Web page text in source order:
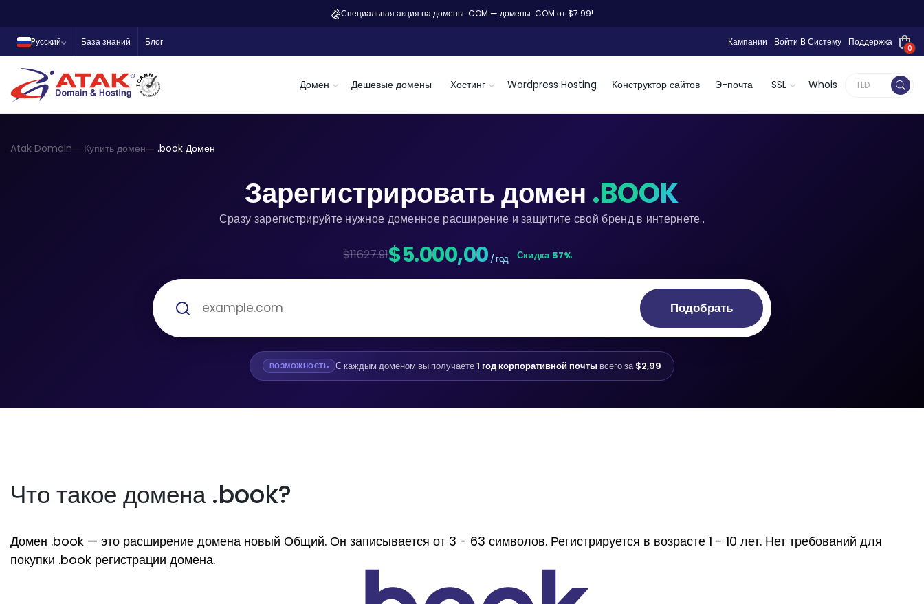
Специальная акция на домены .COM — домены .COM от $7.99!
Pусский База знаний Блог Кампании Войти В Систему Поддержка
0
Домен Дешевые домены Хостинг Wordpress Hosting Конструктор сайтов Э-почта SSL Whois
Atak Domain Купить домен .book Домен
Зарегистрировать домен .BOOK
Сразу зарегистрируйте нужное доменное расширение и защитите свой бренд в интернете..
$11627.91$5.000,00 / год Скидка 57%
Подобрать
ВОЗМОЖНОСТЬ С каждым доменом вы получаете1 год корпоративной почты всего за$2,99
Что такое домена .book?
Домен .book — это расширение домена новый Общий. Он записывается от 3 - 63 символов. Регистрируется в возрасте 1 - 10 лет. Нет требований для
покупки .book регистрации домена.